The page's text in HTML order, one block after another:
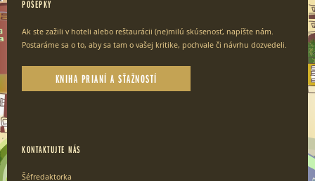
POŠEPKY
Ak ste zažili v hoteli alebo reštaurácii (ne)milú skúsenosť, napíšte nám.
Postaráme sa o to, aby sa tam o vašej kritike, pochvale či návrhu dozvedeli.
KNIHA PRIANÍ A SŤAŽNOSTÍ
KONTAKTUJTE NÁS
Šéfredaktorka